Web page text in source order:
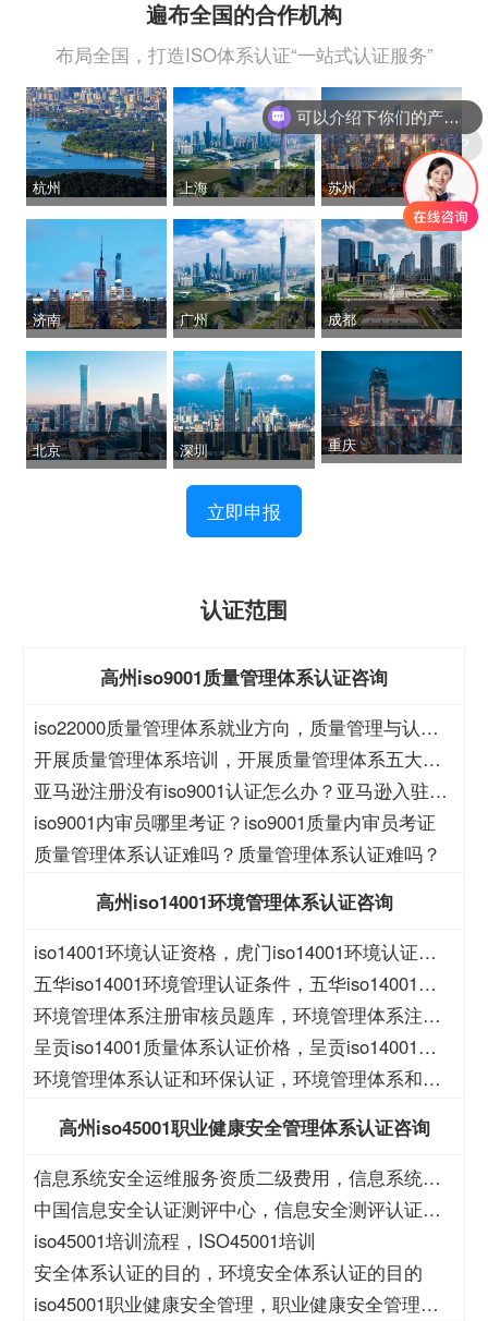
遍布全国的合作机构
布局全国，打造ISO体系认证“一站式认证服务”
杭州
济南
北京
上海
广州
深圳
苏州
成都
重庆
立即申报
认证范围
高州iso9001质量管理体系认证咨询
iso22000质量管理体系就业方向，质量管理与认证
就业方向
开展质量管理体系培训，开展质量管理体系五大过
程培训
亚马逊注册没有iso9001认证怎么办？亚马逊入驻没
有iso9001怎么办？
iso9001内审员哪里考证？iso9001质量内审员考证
质量管理体系认证难吗？质量管理体系认证难吗？
高州iso14001环境管理体系认证咨询
iso14001环境认证资格，虎门iso14001环境认证资
格
五华iso14001环境管理认证条件，五华iso14001环
境管理认证价格
环境管理体系注册审核员题库，环境管理体系注册
审核员考试题库
呈贡iso14001质量体系认证价格，呈贡iso14001质
量体系认证
环境管理体系认证和环保认证，环境管理体系和环
高州iso45001职业健康安全管理体系认证咨询
信息系统安全运维服务资质二级费用，信息系统安
全运维服务资质二级
中国信息安全认证测评中心，信息安全测评认证中
心
iso45001培训流程，ISO45001培训
安全体系认证的目的，环境安全体系认证的目的
iso45001职业健康安全管理，职业健康安全管理
你们是怎么收费的呢？